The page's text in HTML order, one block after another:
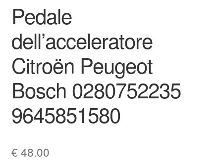
Pedale
dell’acceleratore
Citroën Peugeot
Bosch 0280752235
9645851580
€ 48.00